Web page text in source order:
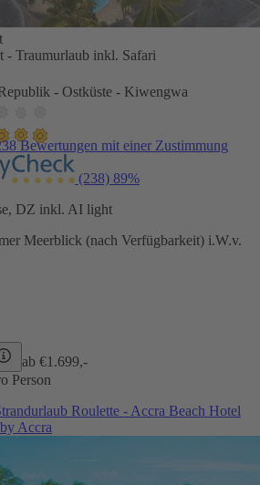
- Traumurlaub inkl. Safari
- Ostküste - Kiwengwa
Bewertungen mit einer Zustimmung
(238) 89%
DZ inkl. AI light
Meerblick (nach Verfügbarkeit) i.W.v.
ab €1.699,-
Person
Roulette - Accra Beach Hotel
Accra